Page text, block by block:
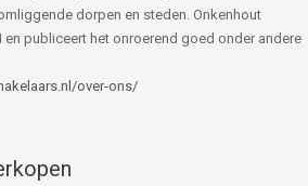
dorpen en steden. Onkenhout
en publiceert het onroerend goed onder andere
over-ons/